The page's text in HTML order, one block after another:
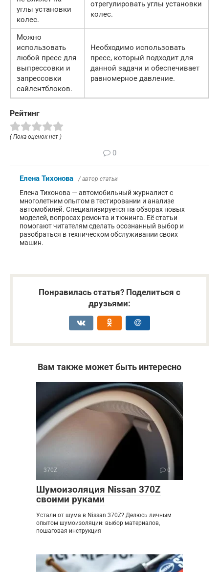
углы установки
колес.
отрегулировать углы установки
колес.
Можно
использовать
любой пресс для
выпрессовки и
запрессовки
сайлентблоков.
Необходимо использовать
пресс, который подходит для
данной задачи и обеспечивает
равномерное давление.
Рейтинг
( Пока оценок нет )
0
Елена Тихонова / автор статьи
Елена Тихонова — автомобильный журналист с
многолетним опытом в тестировании и анализе
автомобилей. Специализируется на обзорах новых
моделей, вопросах ремонта и тюнинга. Её статьи
помогают читателям сделать осознанный выбор и
разобраться в техническом обслуживании своих
машин.
Понравилась статья? Поделиться с
друзьями:
Вам также может быть интересно
370Z 0
Шумоизоляция Nissan 370Z
своими руками
Устали от шума в Nissan 370Z? Делюсь личным
опытом шумоизоляции: выбор материалов,
пошаговая инструкция